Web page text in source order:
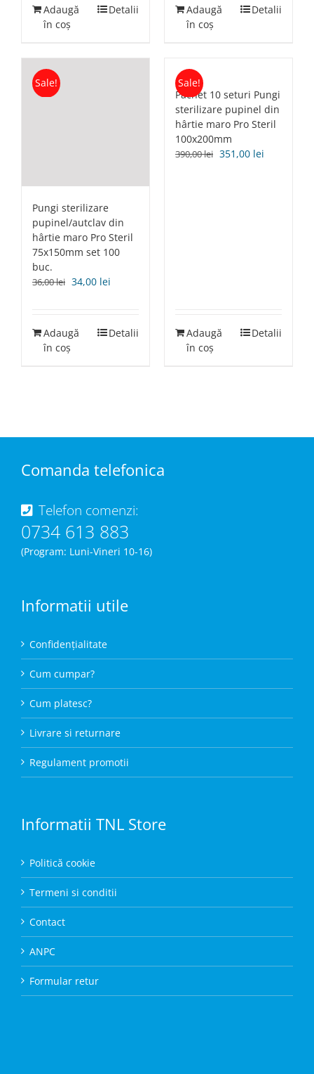
Adaugă
în coș
Detalii
Adaugă
în coș
Detalii
Sale!
Pungi sterilizare
pupinel/autclav din
hârtie maro Pro Steril
75x150mm set 100
buc.
36,00lei Prețul
36,00 lei.
34,00 lei
Adaugă
în coș
Detalii
Sale!
Pachet 10 seturi Pungi
sterilizare pupinel din
hârtie maro Pro Steril
100x200mm
390,00lei Prețul
351,00 lei
Adaugă
în coș
Detalii
Comanda telefonica
Telefon comenzi:
0734 613 883
(Program: Luni-Vineri 10-16)
Informatii utile
Confidențialitate
Cum cumpar?
Cum platesc?
Livrare si returnare
Regulament promotii
Informatii TNL Store
Politică cookie
Termeni si conditii
Contact
ANPC
Formular retur